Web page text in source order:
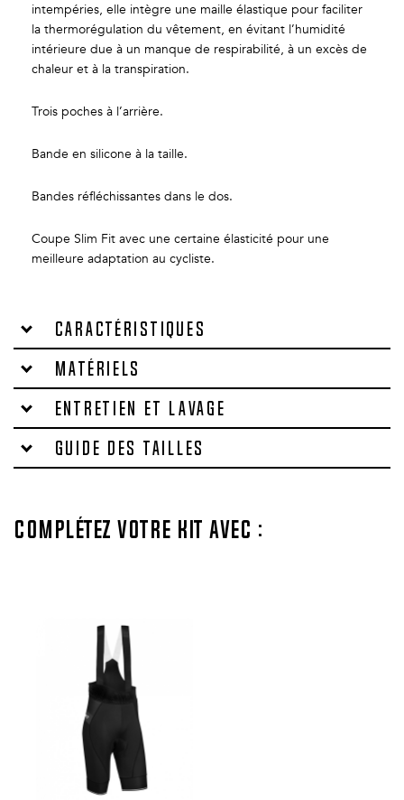
intempéries, elle intègre une maille élastique pour faciliter
la thermorégulation du vêtement, en évitant l’humidité
intérieure due à un manque de respirabilité, à un excès de
chaleur et à la transpiration.
Trois poches à l’arrière.
Bande en silicone à la taille.
Bandes réfléchissantes dans le dos.
Coupe Slim Fit avec une certaine élasticité pour une
meilleure adaptation au cycliste.
Caractéristiques
Matériels
Entretien et lavage
Guide des tailles
Complétez votre kit avec :